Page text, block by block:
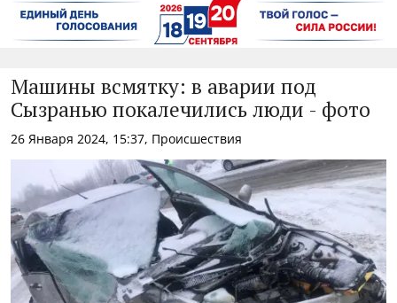
Машины всмятку: в аварии под
Сызранью покалечились люди - фото
26 Января 2024, 15:37, Происшествия